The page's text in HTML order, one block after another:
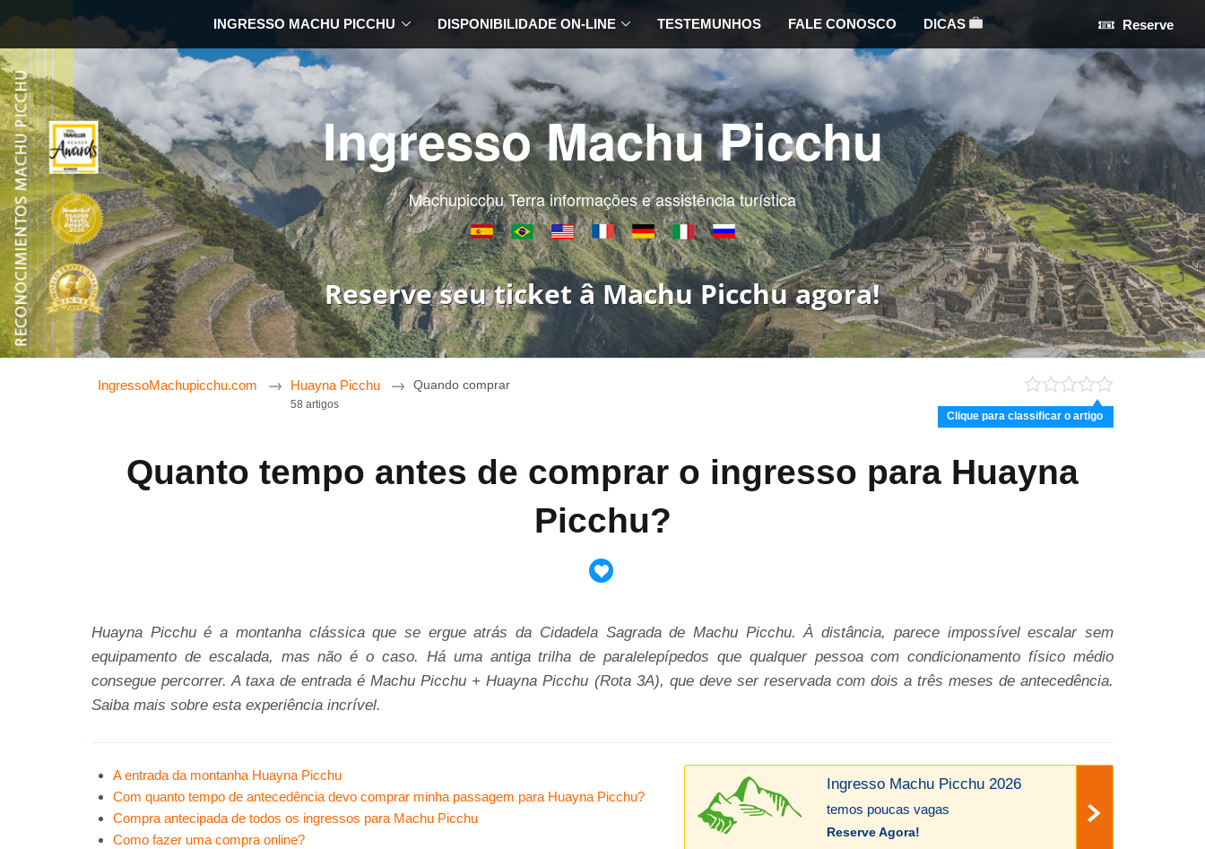
INGRESSO MACHU PICCHU DISPONIBILIDADE ON-LINE TESTEMUNHOS FALE CONOSCO DICAS Reserve
Ingresso Machu Picchu
Machupicchu Terra informações e assistência turística
Reserve seu ticket â Machu Picchu agora!
IngressoMachupicchu.com Huayna Picchu
58 artigos
Quando comprar
Clique para classificar o artigo
Quanto tempo antes de comprar o ingresso para Huayna
Picchu?
Huayna Picchu é a montanha clássica que se ergue atrás da Cidadela Sagrada de Machu Picchu. À distância, parece impossível escalar sem
equipamento de escalada, mas não é o caso. Há uma antiga trilha de paralelepípedos que qualquer pessoa com condicionamento físico médio
consegue percorrer. A taxa de entrada é Machu Picchu + Huayna Picchu (Rota 3A), que deve ser reservada com dois a três meses de antecedência.
Saiba mais sobre esta experiência incrível.
Ingresso Machu Picchu 2026
temos poucas vagas
Reserve Agora!
A entrada da montanha Huayna Picchu
Com quanto tempo de antecedência devo comprar minha passagem para Huayna Picchu?
Compra antecipada de todos os ingressos para Machu Picchu
Como fazer uma compra online?